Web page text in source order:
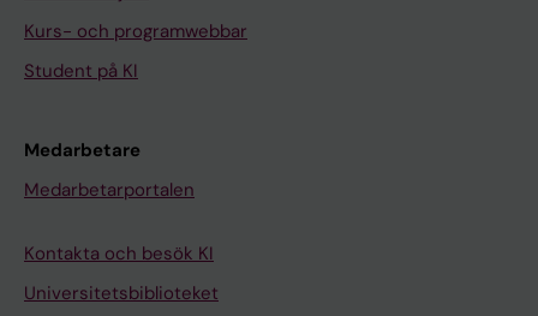
Kurs- och programwebbar
Student på KI
Medarbetare
Medarbetarportalen
Kontakta och besök KI
Universitetsbiblioteket